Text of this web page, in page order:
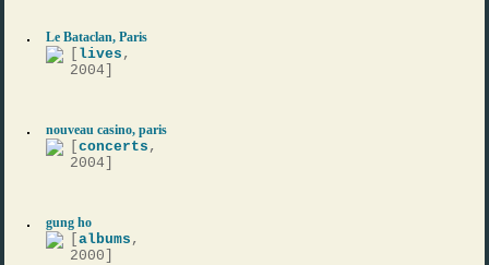
Le Bataclan, Paris
lives ,
2004]
nouveau casino, paris
[concerts ,
2004]
gung ho
[albums ,
2000]